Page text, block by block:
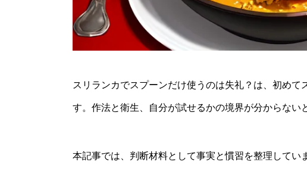
スリランカでスプーンだけ使うのは失礼？は、初め
す。作法と衛生、自分が試せるかの境界が分からない
本記事では、判断材料として事実と慣習を整理してい